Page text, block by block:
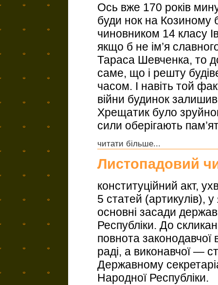
Ось вже 170 років
буди нок на Козиному
чиновником 14 класу
якщо б не ім’я
Тараса Шевченка, то
саме, що і решту
часом. І навіть той
війни будинок
Хрещатик було
сили оберігають
читати більше...
Листопадовий
конституційний акт,
5 статей (артикулів),
основні засади
Республіки. До
повнота
раді, а виконавчої —
Державному
Народної Республіки.